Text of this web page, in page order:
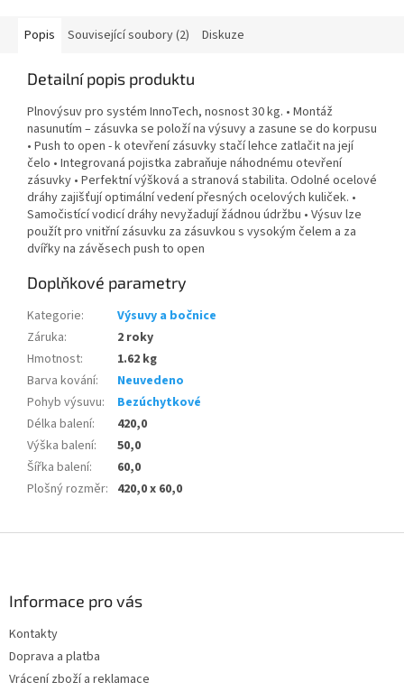
Popis Související soubory (2) Diskuze
Detailní popis produktu
Plnovýsuv pro systém InnoTech, nosnost 30 kg. • Montáž
nasunutím – zásuvka se položí na výsuvy a zasune se do korpusu
• Push to open - k otevření zásuvky stačí lehce zatlačit na její
čelo • Integrovaná pojistka zabraňuje náhodnému otevření
zásuvky • Perfektní výšková a stranová stabilita. Odolné ocelové
dráhy zajišťují optimální vedení přesných ocelových kuliček. •
Samočistící vodicí dráhy nevyžadují žádnou údržbu • Výsuv lze
použít pro vnitřní zásuvku za zásuvkou s vysokým čelem a za
dvířky na závěsech push to open
Doplňkové parametry
Kategorie:
Výsuvy a bočnice
Záruka:
2 roky
Hmotnost:
1.62 kg
Barva kování:
Neuvedeno
Pohyb výsuvu:
Bezúchytkové
Délka balení:
420,0
Výška balení:
50,0
Šířka balení:
60,0
Plošný rozměr: 420,0 x 60,0
Informace pro vás
Kontakty
Doprava a platba
Vrácení zboží a reklamace